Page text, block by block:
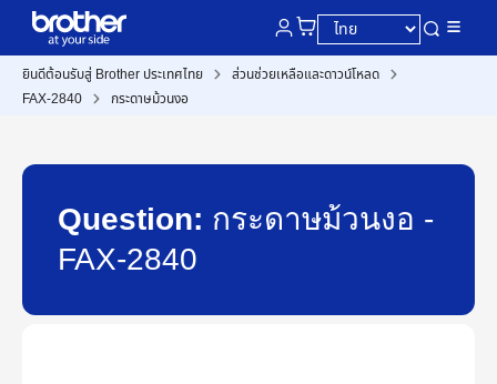
ยินดีต้อนรับสู่ Brother ประเทศไทย
ส่วนช่วยเหลือและดาวน์โหลด
FAX-2840
กระดาษม้วนงอ
Question: กระดาษม้วนงอ -
FAX-2840